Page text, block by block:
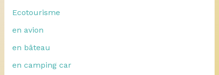
Ecotourisme
en avion
en bâteau
en camping car